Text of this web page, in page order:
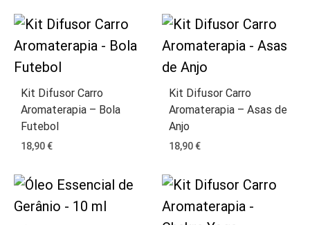
Kit Difusor Carro
Aromaterapia – Bola
Futebol
18,90€
Kit Difusor Carro
Aromaterapia – Asas de
Anjo
18,90€